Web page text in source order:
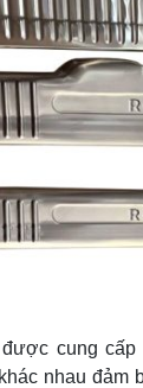
được cung cấp
nhau đảm